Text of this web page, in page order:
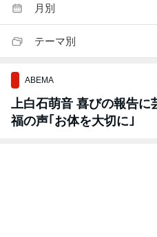
月別
テーマ別
ABEMA
上白石萌音 喜びの報告に
福の声｢お体を大切に｣